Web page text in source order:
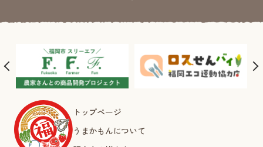
トップページ
うまかもんについて